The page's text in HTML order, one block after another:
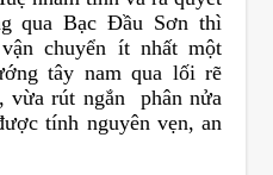
qua Bạc Đầu Sơn thì
chuyển ít nhất một
tây nam qua lối rẽ
vừa rút ngắn phân nửa
tính nguyên vẹn, an